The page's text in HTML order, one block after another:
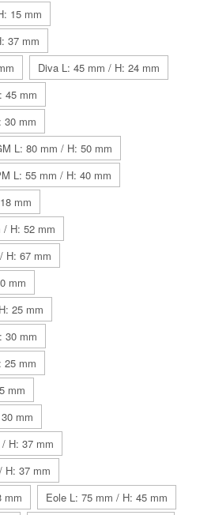
15 mm
37 mm
Diva L: 45 mm / H: 24 mm
45 mm
30 mm
L: 80 mm / H: 50 mm
L: 55 mm / H: 40 mm
mm
/ H: 52 mm
H: 67 mm
mm
25 mm
30 mm
25 mm
mm
mm
H: 37 mm
H: 37 mm
mm
Eole L: 75 mm / H: 45 mm